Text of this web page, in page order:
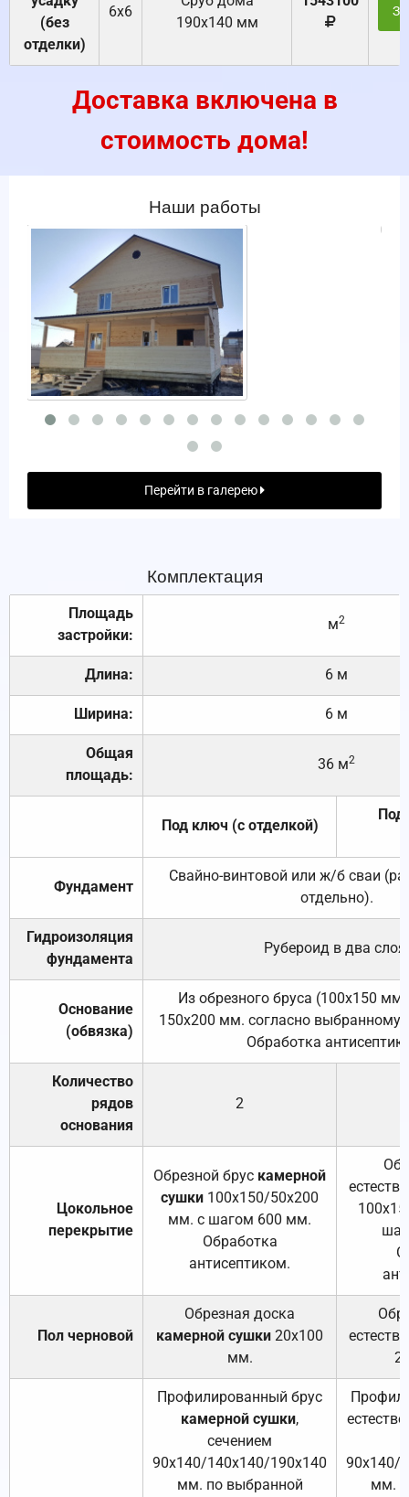
(без
отделки)
6х6
190х140 мм
Доставка включена в
стоимость дома!
Наши работы
Перейти в галерею
Комплектация
Площадь
застройки:
м2
Длина: 6 м
Ширина: 6 м
Общая
площадь:
36 м2
Под ключ (с отделкой)
Под
Фундамент
Свайно-винтовой или ж/б сваи
отдельно).
Гидроизоляция
фундамента
Рубероид в два слоя.
Основание
(обвязка)
Из обрезного бруса (100х150
150х200 мм. согласно выбранному
Обработка
Количество
рядов
основания
2
Цокольное
перекрытие
Обрезной брус камерной
сушки 100х150/50х200
мм. с шагом 600 мм.
Обработка
антисептиком.
Пол черновой
Обрезная доска
камерной сушки 20х100
мм.
Профилированный брус
камерной сушки,
сечением
90х140/140х140/190х140
мм. по выбранной
90х140/
мм.